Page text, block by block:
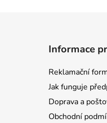
Informace
Reklamační
Jak funguje
Doprava a
Obchodní